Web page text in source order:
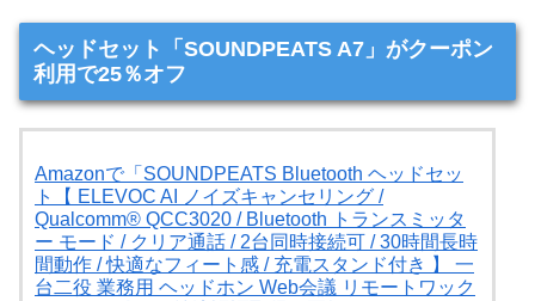
ヘッドセット「SOUNDPEATS A7」がクーポン
利用で25％オフ
Amazonで「SOUNDPEATS Bluetooth ヘッドセッ
ト【 ELEVOC AI ノイズキャンセリング /
Qualcomm® QCC3020 / Bluetooth トランスミッタ
ー モード / クリア通話 / 2台同時接続可 / 30時間長時
間動作 / 快適なフィート感 / 充電スタンド付き 】 一
台二役 業務用 ヘッドホン Web会議 リモートワック